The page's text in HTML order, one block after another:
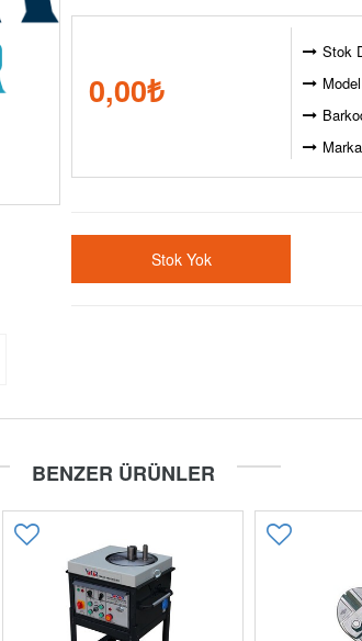
0,00₺
Stok
Stok Yok
BENZER ÜRÜNLER